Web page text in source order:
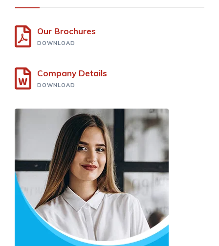
Our Brochures
DOWNLOAD
Company Details
DOWNLOAD